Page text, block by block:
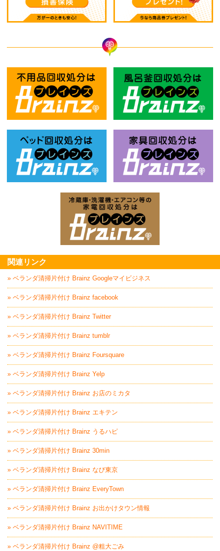
関連リンク
» ベランダ清掃片付け Brainz Googleマイビジネス
» ベランダ清掃片付け Brainz facebook
» ベランダ清掃片付け Brainz Twitter
» ベランダ清掃片付け Brainz tumblr
» ベランダ清掃片付け Brainz Foursquare
» ベランダ清掃片付け Brainz Yelp
» ベランダ清掃片付け Brainz お店のミカタ
» ベランダ清掃片付け Brainz エキテン
» ベランダ清掃片付け Brainz うるハピ
» ベランダ清掃片付け Brainz 30min
» ベランダ清掃片付け Brainz なび東京
» ベランダ清掃片付け Brainz EveryTown
» ベランダ清掃片付け Brainz お出かけタウン情報
» ベランダ清掃片付け Brainz NAVITIME
» ベランダ清掃片付け Brainz @粗大ごみ